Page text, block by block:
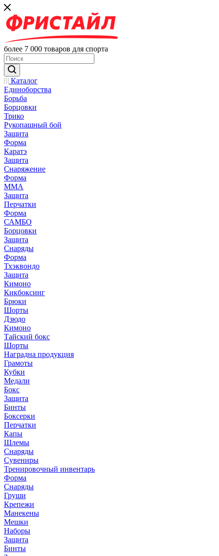
более 7 000 товаров для спорта
Каталог
Единоборства
Борьба
Борцовки
Трико
Рукопашный бой
Защита
Форма
Каратэ
Защита
Снаряжение
Форма
ММА
Защита
Перчатки
Форма
САМБО
Борцовки
Защита
Снаряды
Форма
Тхэквондо
Защита
Кимоно
Кикбоксинг
Брюки
Шорты
Дзюдо
Кимоно
Тайский бокс
Шорты
Наградна продукция
Грамоты
Кубки
Медали
Бокс
Защита
Бинты
Боксерки
Перчатки
Капы
Шлемы
Снаряды
Сувениры
Тренировочный инвентарь
Форма
Снаряды
Груши
Крепежи
Манекены
Мешки
Наборы
Защита
Бинты